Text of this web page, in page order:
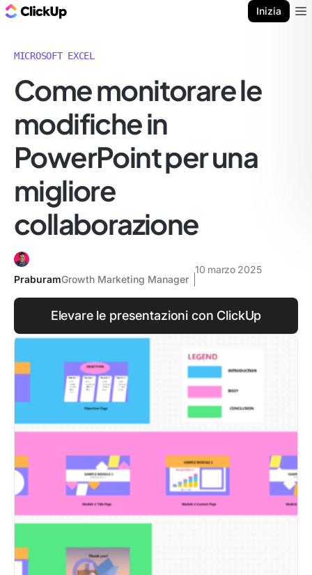
Inizia
MICROSOFT EXCEL
Come monitorare le
modifiche in
PowerPoint per una
migliore
collaborazione
PraburamGrowth Marketing Manager
10 marzo 2025
Elevare le presentazioni con ClickUp